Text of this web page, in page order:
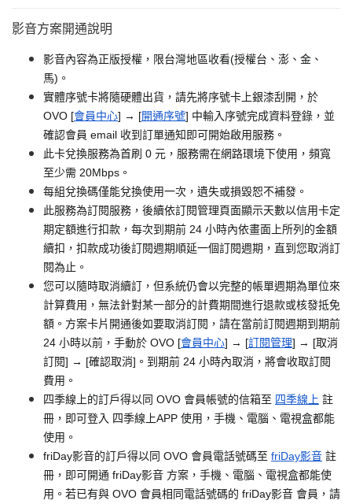
影音方案開通說明
影音內容為正版授權，限台灣地區收看(授權台、澎、金、
馬)。
實體序號卡將隨硬體出貨，請先將序號卡上銀漆刮開，於
OVO [會員中心] → [開通序號] 中輸入序號完成資料登錄，並
確認會員 email 收到訂單通知即可開始啟用服務。
此卡兌換服務為首刷 0 元，服務需在網路環境下使用，頻寬
至少需 20Mbps。
每組兌換碼僅能兌換使用一次，遺失或損毀恕不補發。
此服務為訂閱服務，後續依訂閱管理頁面顯示天數以信用卡定
期定額進行扣款，每次到期前 24 小時內依畫面上所列的金額
續扣，扣款成功後訂閱週期順延一個訂閱週期，直到您取消訂
閱為止。
您可以隨時取消續訂，但系統仍會以完整的帳單週期為單位來
計算費用，無法針對某一部分的計費期間進行退款或核發抵免
額。方案卡片開通後如要取消訂閱，請在當前訂閱週期到期前
24 小時以前，手動於 OVO [會員中心] → [訂閱管理] → [取消
訂閱] → [確認取消]。到期前 24 小時內取消，將會收取訂閱
費用。
四季線上的訂戶得以同 OVO 會員帳號的信箱至 四季線上 註
冊，即可登入 四季線上APP 使用，手機、電腦、電視盒都能
使用。
friDay影音的訂戶得以同 OVO 會員電話號碼至 friDay影音 註
冊，即可開通 friDay影音 方案，手機、電腦、電視盒都能使
用。若已有與 OVO 會員相同電話號碼的 friDay影音 會員，請